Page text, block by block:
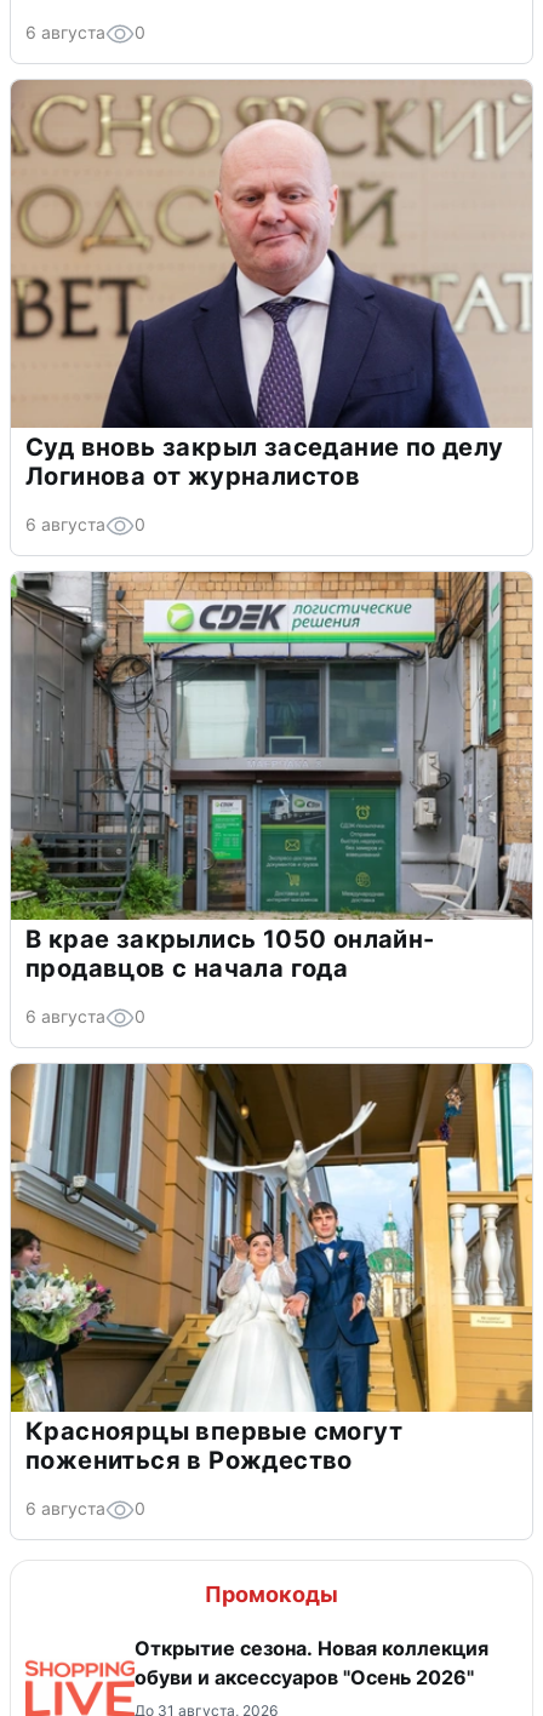
6 августа 0
Суд вновь закрыл заседание по делу
Логинова от журналистов
6 августа 0
В крае закрылись 1050 онлайн-
продавцов с начала года
6 августа 0
Красноярцы впервые смогут
пожениться в Рождество
6 августа 0
Промокоды
Открытие сезона. Новая коллекция
обуви и аксессуаров "Осень 2026"
До 31 августа, 2026